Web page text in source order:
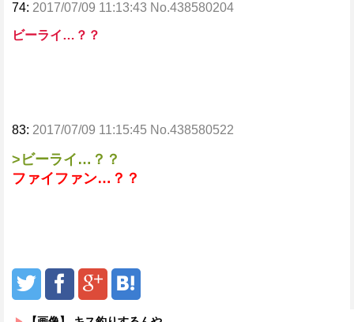
74: 2017/07/09 11:13:43 No.438580204
ビーライ…？？
83: 2017/07/09 11:15:45 No.438580522
>ビーライ…？？
ファイファン…？？